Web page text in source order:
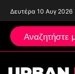
Δευτέρα 10 Αυγ 2026